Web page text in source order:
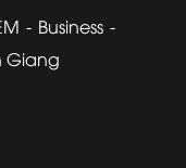
Business
Giang